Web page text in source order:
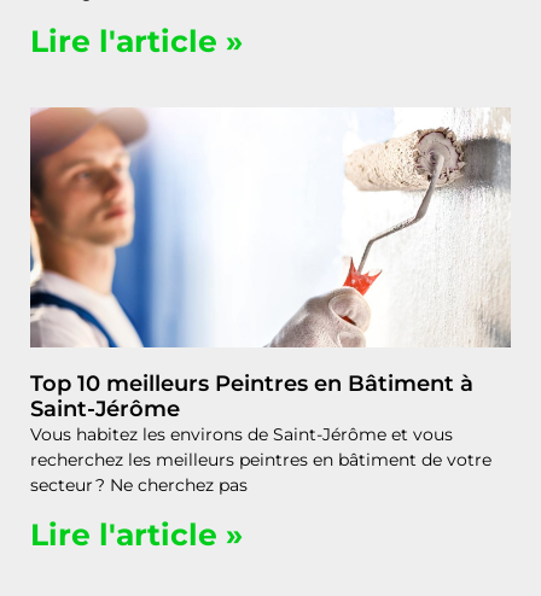
Lire l'article »
Top 10 meilleurs Peintres en Bâtiment à
Saint-Jérôme
Vous habitez les environs de Saint-Jérôme et vous
recherchez les meilleurs peintres en bâtiment de votre
secteur ? Ne cherchez pas
Lire l'article »